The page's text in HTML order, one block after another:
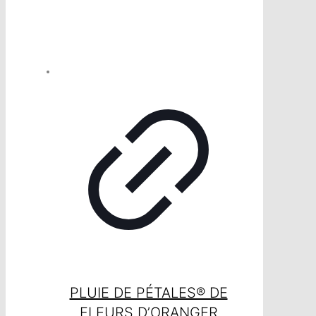
PLUIE DE PÉTALES® DE
FLEURS D’ORANGER